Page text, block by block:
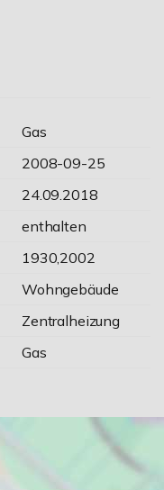
Gas
2008-09-25
24.09.2018
enthalten
1930,2002
Wohngebäude
Zentralheizung
Gas